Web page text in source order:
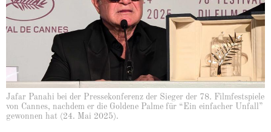
Jafar Panahi bei der Pressekonferenz der Sieger der 78. Filmfestspiele
von Cannes, nachdem er die Goldene Palme für “Ein einfacher Unfall”
gewonnen hat (24. Mai 2025).